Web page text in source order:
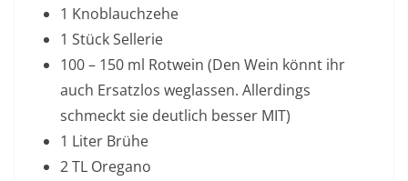
1 Knoblauchzehe
1 Stück Sellerie
100 – 150 ml Rotwein (Den Wein könnt ihr
auch Ersatzlos weglassen. Allerdings
schmeckt sie deutlich besser MIT)
1 Liter Brühe
2 TL Oregano